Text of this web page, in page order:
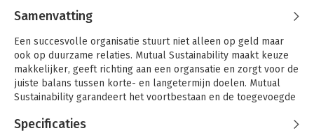
Samenvatting
Een succesvolle organisatie stuurt niet alleen op geld maar
ook op duurzame relaties. Mutual Sustainability maakt keuze
makkelijker, geeft richting aan een organsatie en zorgt voor de
juiste balans tussen korte- en langetermijn doelen. Mutual
Sustainability garandeert het voortbestaan en de toegevoegde
besef van wederzijdse afhankelijkheid.
Specificaties